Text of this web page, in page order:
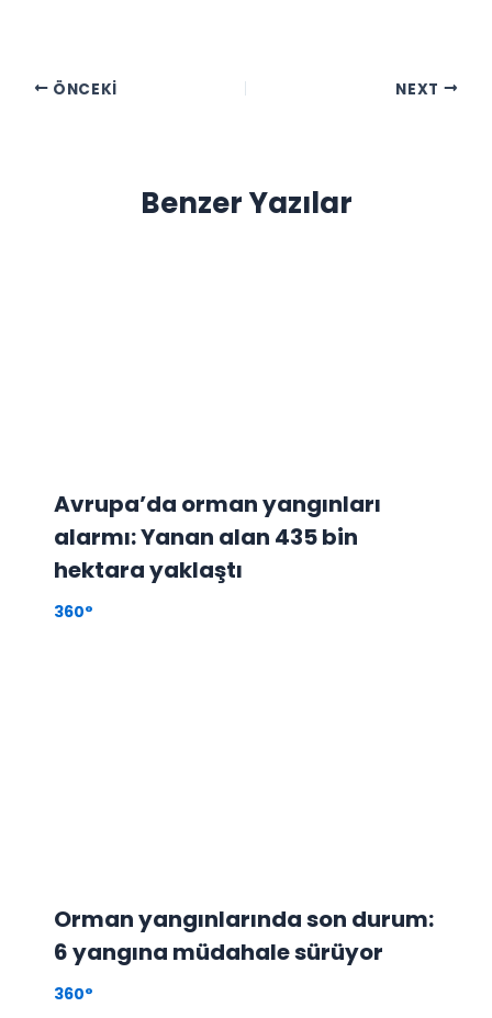
ÖNCEKI NEXT
Benzer Yazılar
Avrupa’da orman yangınları
alarmı: Yanan alan 435 bin
hektara yaklaştı
360°
Orman yangınlarında son durum:
6 yangına müdahale sürüyor
360°